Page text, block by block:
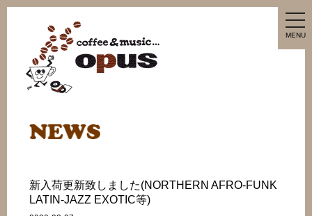
MENU
新入荷更新致しました(NORTHERN AFRO-FUNK
LATIN-JAZZ EXOTIC等)